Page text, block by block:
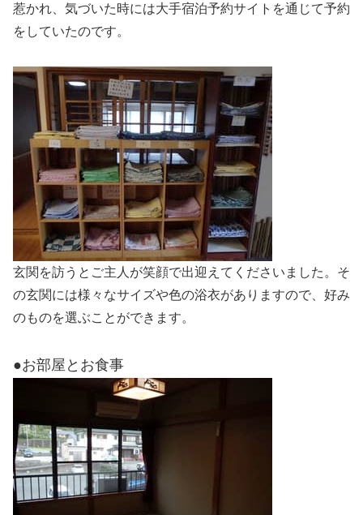
惹かれ、気づいた時には大手宿泊予約サイトを通じて予約
をしていたのです。
玄関を訪うとご主人が笑顔で出迎えてくださいました。そ
の玄関には様々なサイズや色の浴衣がありますので、好み
のものを選ぶことができます。
●お部屋とお食事